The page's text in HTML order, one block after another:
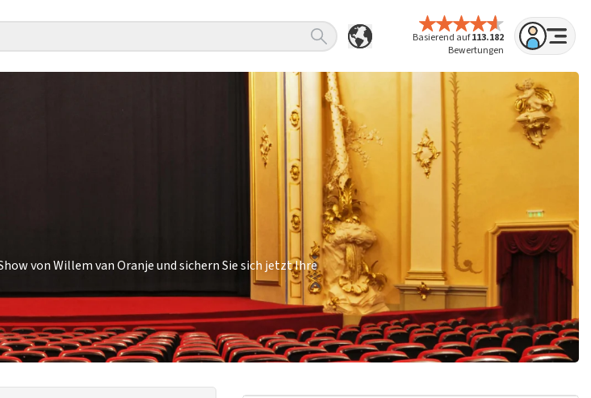
Basierend auf113.182
Bewertungen
von Willem van Oranje und sichern Sie sich jetzt Ihre